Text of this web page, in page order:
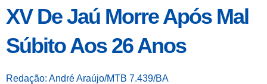
XV De Jaú Morre Após Mal
Súbito Aos 26 Anos
Redação: André Araújo/MTB 7.439/BA